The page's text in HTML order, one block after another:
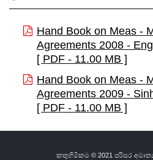
Hand Book on Meas -
Agreements 2008 -
[ PDF - 11.00 MB ]
Hand Book on Meas -
Agreements 2009 -
[ PDF - 11.00 MB ]
කතුහිමිකම © 2021 පරිසර